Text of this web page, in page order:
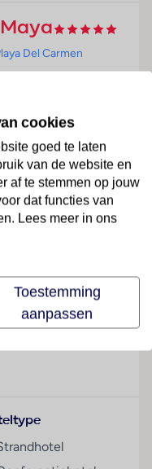
Del Carmen
/ Playacar, aan
De
(CUN), de
met 4
bij de receptie in
bij het in-
van het
Via
beschikt over
beschikt over
cookies
goed te laten
van de website en
af te stemmen op jouw
dat functies van
Lees meer in ons
Toestemming
aanpassen